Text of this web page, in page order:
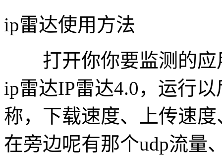
ip雷达使用方法
打开你你要监测的应
ip雷达IP雷达4.0，运行
称，下载速度、上传速
在旁边呢有那个udp流量